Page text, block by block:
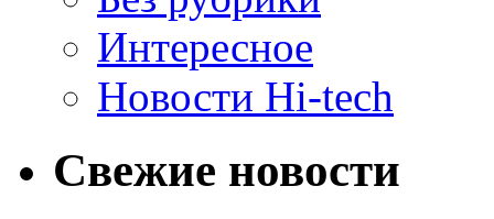
Интересное
Новости Hi-tech
Свежие новости